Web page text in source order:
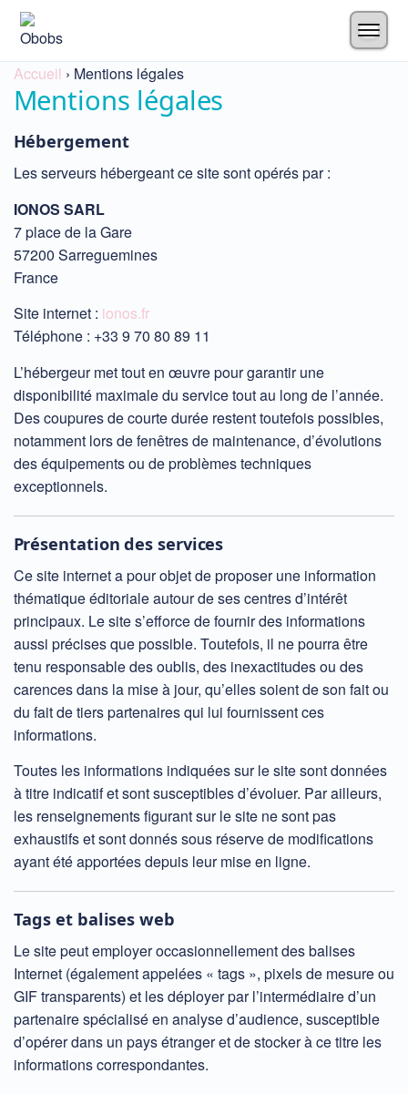
Accueil › Mentions légales
Mentions légales
Hébergement
Les serveurs hébergeant ce site sont opérés par :
IONOS SARL
7 place de la Gare
57200 Sarreguemines
France
Site internet : ionos.fr
Téléphone : +33 9 70 80 89 11
L’hébergeur met tout en œuvre pour garantir une
disponibilité maximale du service tout au long de l’année.
Des coupures de courte durée restent toutefois possibles,
notamment lors de fenêtres de maintenance, d’évolutions
des équipements ou de problèmes techniques
exceptionnels.
Présentation des services
Ce site internet a pour objet de proposer une information
thématique éditoriale autour de ses centres d’intérêt
principaux. Le site s’efforce de fournir des informations
aussi précises que possible. Toutefois, il ne pourra être
tenu responsable des oublis, des inexactitudes ou des
carences dans la mise à jour, qu’elles soient de son fait ou
du fait de tiers partenaires qui lui fournissent ces
informations.
Toutes les informations indiquées sur le site sont données
à titre indicatif et sont susceptibles d’évoluer. Par ailleurs,
les renseignements figurant sur le site ne sont pas
exhaustifs et sont donnés sous réserve de modifications
ayant été apportées depuis leur mise en ligne.
Tags et balises web
Le site peut employer occasionnellement des balises
Internet (également appelées « tags », pixels de mesure ou
GIF transparents) et les déployer par l’intermédiaire d’un
partenaire spécialisé en analyse d’audience, susceptible
d’opérer dans un pays étranger et de stocker à ce titre les
informations correspondantes.